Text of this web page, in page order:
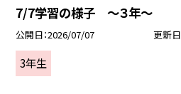
7/7学習の様子 ～３年～
公開日 2026/07/07 更新日
3年生